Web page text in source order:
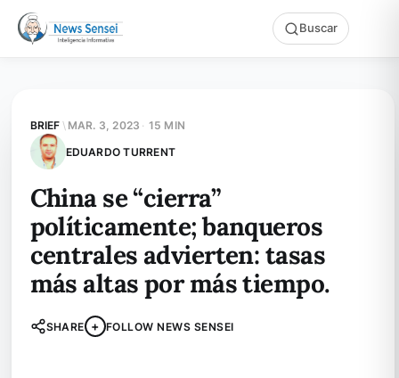
Buscar
BRIEF \ MAR. 3, 2023 · 15 MIN
EDUARDO TURRENT
China se “cierra”
políticamente; banqueros
centrales advierten: tasas
más altas por más tiempo.
SHARE + FOLLOW NEWS SENSEI